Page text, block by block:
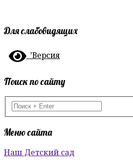
Для слабовидящих
’Версия
Поиск по сайту
Меню сайта
Наш Детский сад